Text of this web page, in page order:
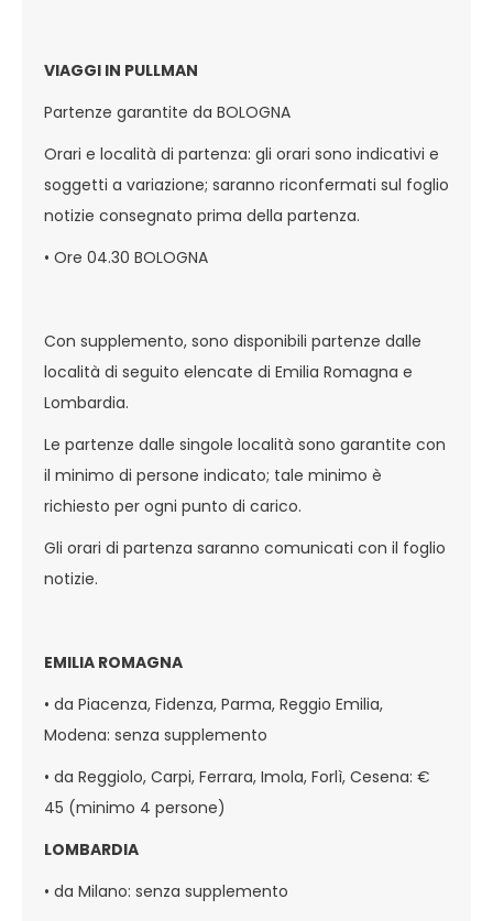
VIAGGI IN PULLMAN
Partenze garantite da BOLOGNA
Orari e località di partenza: gli orari sono indicativi e
soggetti a variazione; saranno riconfermati sul foglio
notizie consegnato prima della partenza.
• Ore 04.30 BOLOGNA
Con supplemento, sono disponibili partenze dalle
località di seguito elencate di Emilia Romagna e
Lombardia.
Le partenze dalle singole località sono garantite con
il minimo di persone indicato; tale minimo è
richiesto per ogni punto di carico.
Gli orari di partenza saranno comunicati con il foglio
notizie.
EMILIA ROMAGNA
• da Piacenza, Fidenza, Parma, Reggio Emilia,
Modena: senza supplemento
• da Reggiolo, Carpi, Ferrara, Imola, Forlì, Cesena: €
45 (minimo 4 persone)
LOMBARDIA
• da Milano: senza supplemento